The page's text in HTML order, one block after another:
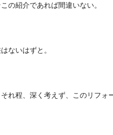
の紹介であれば間違いない。
ないはずと。
れ程、深く考えず、このリフォ